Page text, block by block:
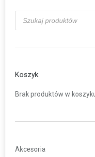
Wyszukiwarka
produktów
Koszyk
Brak produktów w
Akcesoria